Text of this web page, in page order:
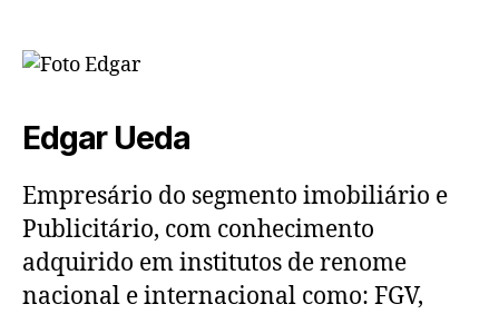
Edgar Ueda
Empresário do segmento imobiliário e
Publicitário, com conhecimento
adquirido em institutos de renome
nacional e internacional como: FGV,